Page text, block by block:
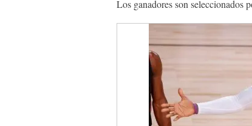
Los ganadores son seleccionados